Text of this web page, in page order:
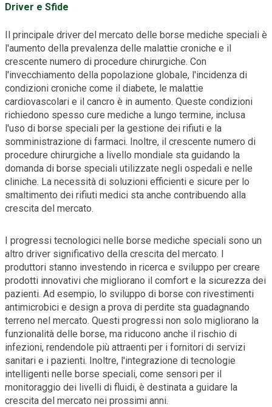
Driver e Sfide
Il principale driver del mercato delle borse mediche speciali è
l'aumento della prevalenza delle malattie croniche e il
crescente numero di procedure chirurgiche. Con
l'invecchiamento della popolazione globale, l'incidenza di
condizioni croniche come il diabete, le malattie
cardiovascolari e il cancro è in aumento. Queste condizioni
richiedono spesso cure mediche a lungo termine, inclusa
l'uso di borse speciali per la gestione dei rifiuti e la
somministrazione di farmaci. Inoltre, il crescente numero di
procedure chirurgiche a livello mondiale sta guidando la
domanda di borse speciali utilizzate negli ospedali e nelle
cliniche. La necessità di soluzioni efficienti e sicure per lo
smaltimento dei rifiuti medici sta anche contribuendo alla
crescita del mercato.
I progressi tecnologici nelle borse mediche speciali sono un
altro driver significativo della crescita del mercato. I
produttori stanno investendo in ricerca e sviluppo per creare
prodotti innovativi che migliorano il comfort e la sicurezza dei
pazienti. Ad esempio, lo sviluppo di borse con rivestimenti
antimicrobici e design a prova di perdite sta guadagnando
terreno nel mercato. Questi progressi non solo migliorano la
funzionalità delle borse, ma riducono anche il rischio di
infezioni, rendendole più attraenti per i fornitori di servizi
sanitari e i pazienti. Inoltre, l'integrazione di tecnologie
intelligenti nelle borse speciali, come sensori per il
monitoraggio dei livelli di fluidi, è destinata a guidare la
crescita del mercato nei prossimi anni.